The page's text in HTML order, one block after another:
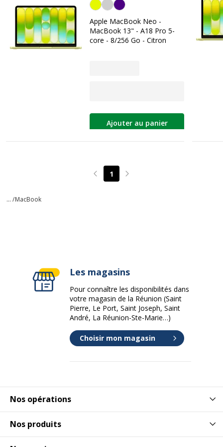
Citron
Apple MacBook Neo -
MacBook 13" - A18 Pro 5-
core - 8/256 Go - Citron
Ajouter au panier
Page précédente
1 Page suivante
... /MacBook
Nos opérations
Nos produits
Les magasins
Pour connaître les disponibilités dans
votre magasin de la Réunion (Saint
Pierre, Le Port, Saint Joseph, Saint
André, La Réunion-Ste-Marie…)
Choisir mon magasin